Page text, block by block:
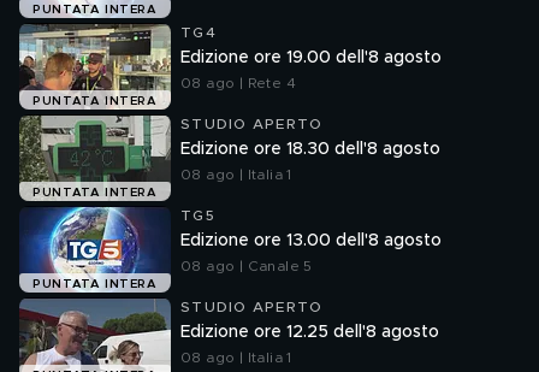
PUNTATA INTERA
PUNTATA INTERA
TG4
Edizione ore 19.00 dell'8 agosto
08 ago | Rete 4
PUNTATA INTERA
STUDIO APERTO
Edizione ore 18.30 dell'8 agosto
08 ago | Italia 1
PUNTATA INTERA
TG5
Edizione ore 13.00 dell'8 agosto
08 ago | Canale 5
STUDIO APERTO
Edizione ore 12.25 dell'8 agosto
08 ago | Italia 1